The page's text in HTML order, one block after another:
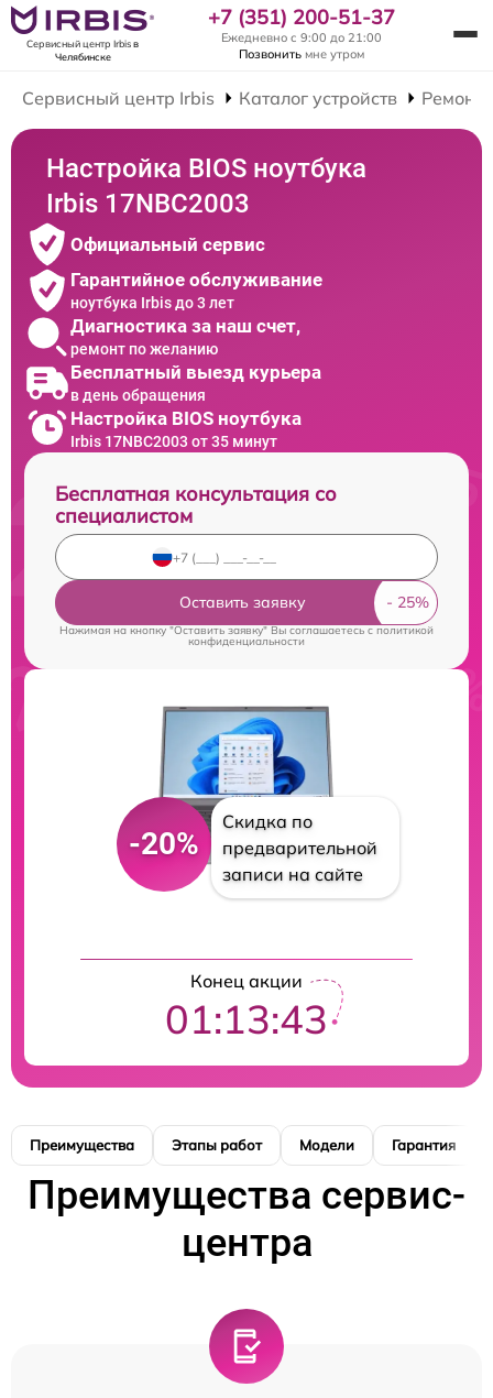
Сервисный центр Irbisв
Челябинске
+7 (351) 200-51-37
Ежедневно с 9:00 до 21:00
Позвонить мне утром
Сервисный центр Irbis Каталог устройств Ремонт
Настройка BIOS ноутбука
Irbis 17NBC2003
Официальный сервис
Гарантийное обслуживание
ноутбука Irbis до 3 лет
Диагностика за наш счет,
ремонт по желанию
Бесплатный выезд курьера
в день обращения
Настройка BIOS ноутбука
Irbis 17NBC2003 от 35 минут
Бесплатная консультация со
специалистом
Оставить заявку
Нажимая на кнопку "Оставить заявку" Вы соглашаетесь c политикой
конфиденциальности
-20%
Скидка по
предварительной
записи на сайте
Конец акции
01:13:42
Преимущества Этапы работ Модели Гарантия
Преимущества сервис-
центра